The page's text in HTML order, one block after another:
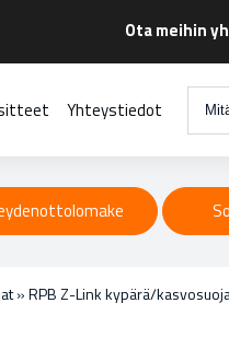
Ota meihin
Yhteystiedot
»RPB Z-Link kypärä/